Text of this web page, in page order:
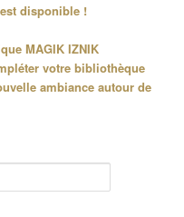
disponible !
MAGIK IZNIK
votre bibliothèque
ambiance autour de